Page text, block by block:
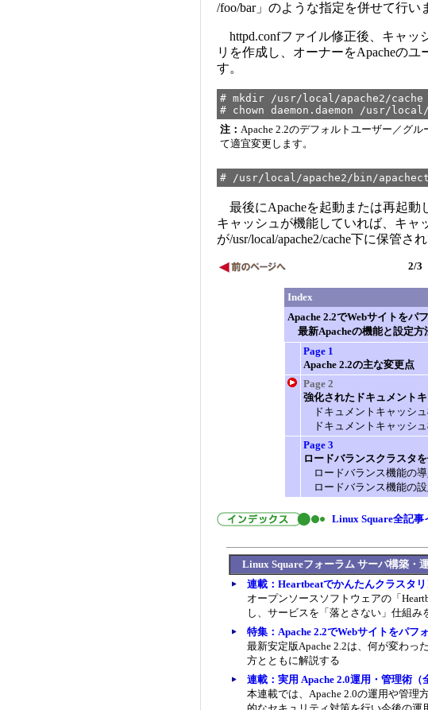
/foo/bar」のような指定を併せて行い
httpd.confファイル修正後、キャッ
リを作成し、オーナーをApacheの
す。
# mkdir /usr/local/apache2/cache
# chown daemon.daemon /usr/
注： Apache 2.2のデフォルトユーザー／グル
て適宜変更します。
# /usr/local/apache2/bin/
最後にApacheを起動または再起動
キャッシュが機能していれば、キャ
が/usr/local/apache2/cache下に保管さ
2/3
Index
Apache 2.2でWebサイトをパ
最新Apacheの機能と設定方
Page 1
Apache 2.2の主な変更点
Page 2
強化されたドキュメント
ドキュメントキャッシュ
ドキュメントキャッシ
Page 3
ロードバランスクラスタを
ロードバランス機能の導
ロードバランス機能の設
Linux Square全記事
Linux Squareフォーラム サーバ構築・
連載：Heartbeatでかんたんクラスタリ
オープンソースソフトウェアの「
し、サービスを「落とさない」仕組み
特集：Apache 2.2でWebサイトをパフ
最新安定版Apache 2.2は、何が変わっ
方とともに解説する
連載：実用 Apache 2.0運用・管理術（
本連載では、Apache 2.0の運用や管理